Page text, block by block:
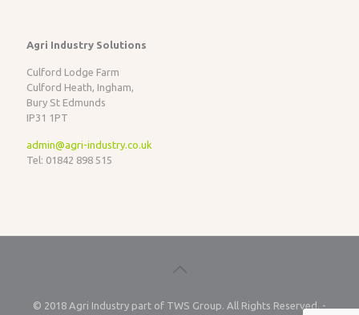
Agri Industry Solutions
Culford Lodge Farm
Culford Heath, Ingham,
Bury St Edmunds
IP31 1PT
admin@agri-industry.co.uk
Tel: 01842 898 515
© 2018 Agri Industry part of TWS Group. All Rights Reserved. -